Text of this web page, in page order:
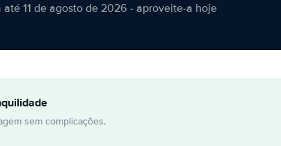
11 de agosto de 2026 - aproveite-a hoje
sem complicações.